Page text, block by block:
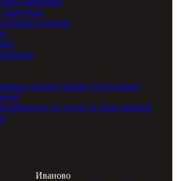
защитные
изделия
снимать мерки для подбора
по уходу за спецодеждой
Иваново